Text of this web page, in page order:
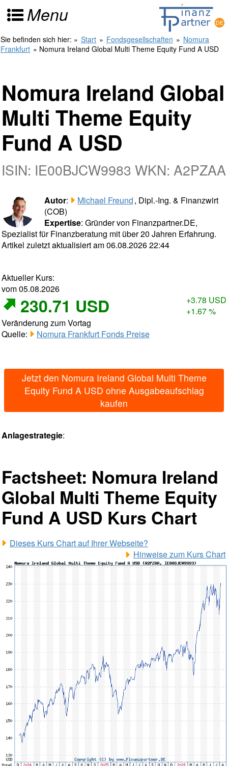
Menu
Sie befinden sich hier: » Start » Fondsgesellschaften » Nomura
Frankfurt » Nomura Ireland Global Multi Theme Equity Fund A USD
Nomura Ireland Global
Multi Theme Equity
Fund A USD
ISIN: IE00BJCW9983 WKN: A2PZAA
Autor: Michael Freund, Dipl.-Ing. & Finanzwirt
(COB)
Expertise: Gründer von Finanzpartner.DE,
Spezialist für Finanzberatung mit über 20 Jahren Erfahrung.
Artikel zuletzt aktualisiert am 06.08.2026 22:44
Aktueller Kurs:
vom 05.08.2026
230.71 USD
+3.78 USD
+1.67 %
Veränderung zum Vortag
Quelle:
Nomura Frankfurt Fonds Preise
Jetzt den Nomura Ireland Global Multi Theme
Equity Fund A USD ohne Ausgabeaufschlag
kaufen
Anlagestrategie:
Factsheet: Nomura Ireland
Global Multi Theme Equity
Fund A USD Kurs Chart
Dieses Kurs Chart auf Ihrer Webseite?
Hinweise zum Kurs Chart